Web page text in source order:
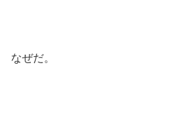
なぜだ。